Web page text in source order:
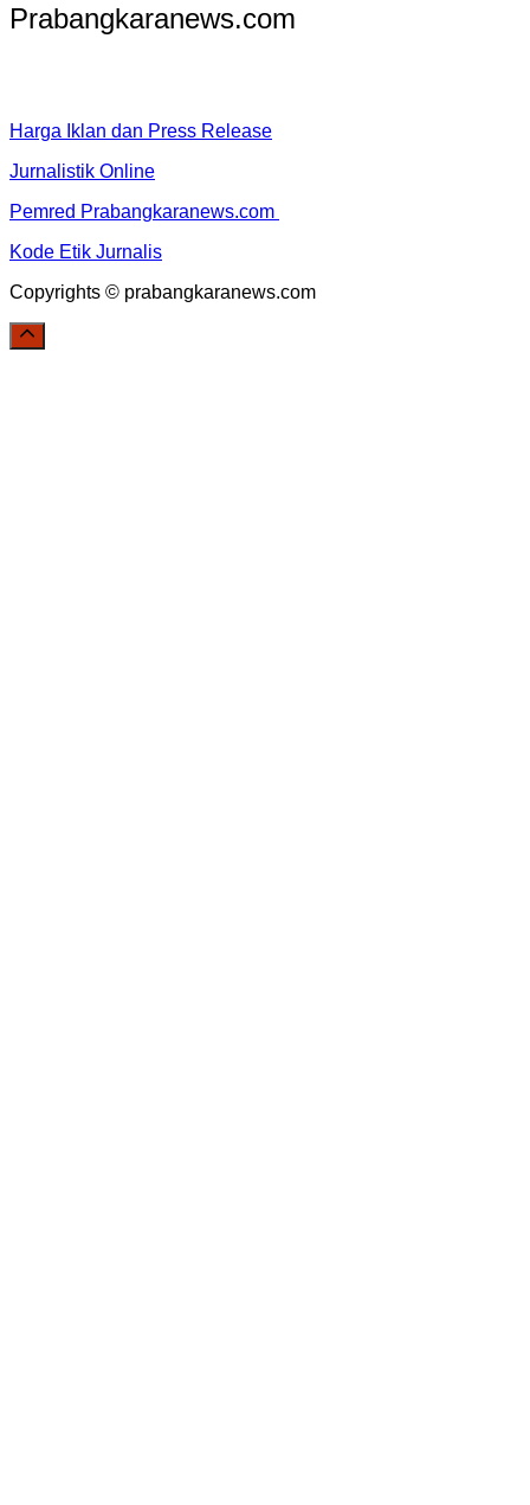
Prabangkaranews.com
Harga Iklan dan Press Release
Jurnalistik Online
Pemred Prabangkaranews.com
Kode Etik Jurnalis
Copyrights © prabangkaranews.com